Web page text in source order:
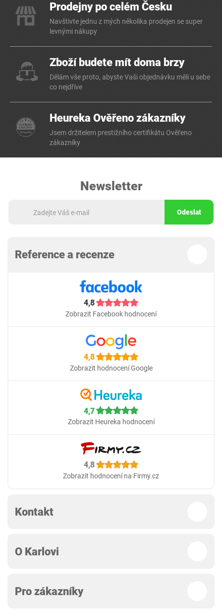
Prodejny po celém Česku
Navštivte jednu z mých několika prodejen se super
levnými nákupy
Zboží budete mít doma brzy
Dělám vše proto, abyste Vaši objednávku měli u sebe
co nejdříve
Heureka Ověřeno zákazníky
Jsem držitelem prestižního certifikátu Ověřeno
zákazníky
Newsletter
Odeslat
Reference a recenze
4,8
Zobrazit Facebook hodnocení
4,8
Zobrazit hodnocení Google
4,7
Zobrazit Heureka hodnocení
4,8
Zobrazit hodnocení na Firmy.cz
Kontakt
O Karlovi
Pro zákazníky